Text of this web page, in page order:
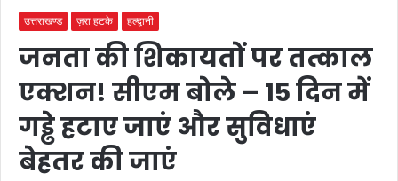
उत्तराखण्ड ज़रा हटके हल्द्वानी
जनता की शिकायतों पर तत्काल
एक्शन! सीएम बोले – 15 दिन में
गड्ढे हटाए जाएं और सुविधाएं
बेहतर की जाएं